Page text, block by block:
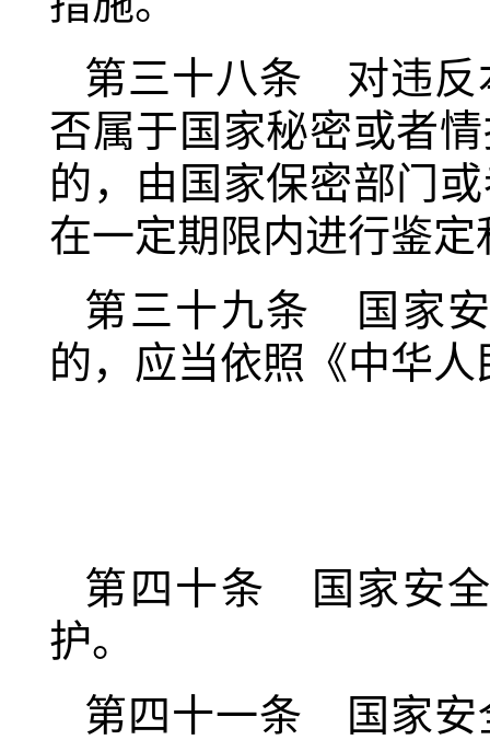
第三十八条 对违反
否属于国家秘密或者
的，由国家保密部门
在一定期限内进行鉴
第三十九条 国家安
的，应当依照《中华
第四十条 国家安全
护。
第四十一条 国家安